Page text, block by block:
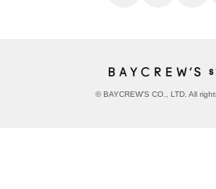
© BAYCREW’S CO., LTD. All